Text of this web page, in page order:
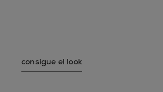
consigue el look